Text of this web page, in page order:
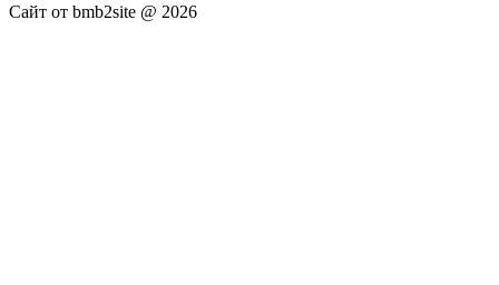
Сайт от bmb2site @ 2026